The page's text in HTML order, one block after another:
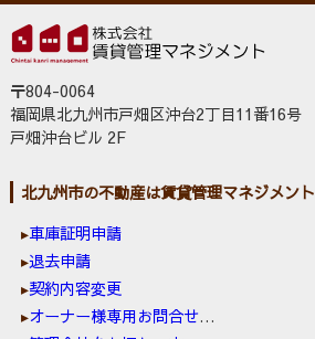
〒804-0064
福岡県北九州市戸畑区沖台2丁目11番16号
戸畑沖台ビル 2F
北九州市の不動産は賃貸管理マネジメント
車庫証明申請
退去申請
契約内容変更
オーナー様専用お問合せ窓口